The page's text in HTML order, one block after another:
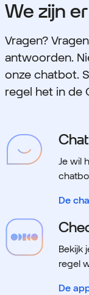
We zijn
Vragen?
antwoorden.
onze chatbot.
regel het in de
Je wil
De
Bekijk
regel
De